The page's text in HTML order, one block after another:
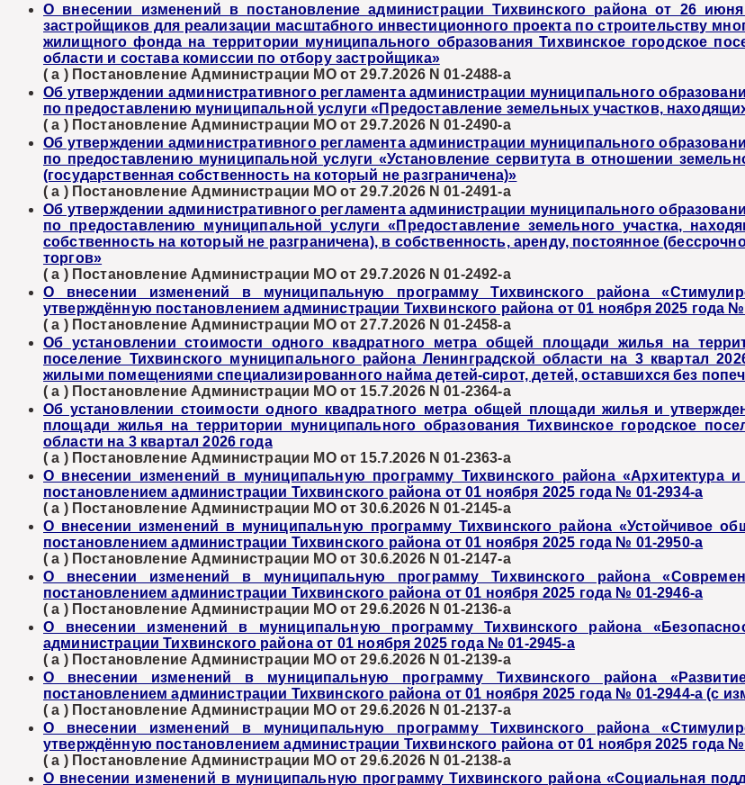
О внесении изменений в постановление администрации Тихвинского района от 26
застройщиков для реализации масштабного инвестиционного проекта по строительству
жилищного фонда на территории муниципального образования Тихвинское городское
области и состава комиссии по отбору застройщика»
( а ) Постановление Администрации МО от 29.7.2026 N 01-2488-а
Об утверждении административного регламента администрации муниципального
по предоставлению муниципальной услуги «Предоставление земельных участков,
( а ) Постановление Администрации МО от 29.7.2026 N 01-2490-а
Об утверждении административного регламента администрации муниципального
по предоставлению муниципальной услуги «Установление сервитута в отношении
(государственная собственность на который не разграничена)»
( а ) Постановление Администрации МО от 29.7.2026 N 01-2491-а
Об утверждении административного регламента администрации муниципального
по предоставлению муниципальной услуги «Предоставление земельного участка,
собственность на который не разграничена), в собственность, аренду, постоянное
торгов»
( а ) Постановление Администрации МО от 29.7.2026 N 01-2492-а
О внесении изменений в муниципальную программу Тихвинского района
утверждённую постановлением администрации Тихвинского района от 01 ноября 2025 года №
( а ) Постановление Администрации МО от 27.7.2026 N 01-2458-а
Об установлении стоимости одного квадратного метра общей площади жилья на
поселение Тихвинского муниципального района Ленинградской области на 3 квартал
жилыми помещениями специализированного найма детей-сирот, детей, оставшихся без
( а ) Постановление Администрации МО от 15.7.2026 N 01-2364-а
Об установлении стоимости одного квадратного метра общей площади жилья и
площади жилья на территории муниципального образования Тихвинское городское
области на 3 квартал 2026 года
( а ) Постановление Администрации МО от 15.7.2026 N 01-2363-а
О внесении изменений в муниципальную программу Тихвинского района «Архитектура
постановлением администрации Тихвинского района от 01 ноября 2025 года № 01-2934-а
( а ) Постановление Администрации МО от 30.6.2026 N 01-2145-а
О внесении изменений в муниципальную программу Тихвинского района «Устойчивое
постановлением администрации Тихвинского района от 01 ноября 2025 года № 01-2950-а
( а ) Постановление Администрации МО от 30.6.2026 N 01-2147-а
О внесении изменений в муниципальную программу Тихвинского района
постановлением администрации Тихвинского района от 01 ноября 2025 года № 01-2946-а
( а ) Постановление Администрации МО от 29.6.2026 N 01-2136-а
О внесении изменений в муниципальную программу Тихвинского района
администрации Тихвинского района от 01 ноября 2025 года № 01-2945-а
( а ) Постановление Администрации МО от 29.6.2026 N 01-2139-а
О внесении изменений в муниципальную программу Тихвинского района
постановлением администрации Тихвинского района от 01 ноября 2025 года № 01-2944-а (с
( а ) Постановление Администрации МО от 29.6.2026 N 01-2137-а
О внесении изменений в муниципальную программу Тихвинского района
утверждённую постановлением администрации Тихвинского района от 01 ноября 2025 года №
( а ) Постановление Администрации МО от 29.6.2026 N 01-2138-а
О внесении изменений в муниципальную программу Тихвинского района «Социальная